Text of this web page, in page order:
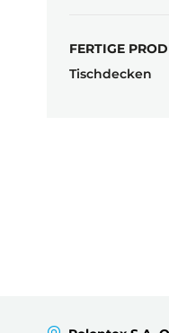
FERTIGE
Tischdecken